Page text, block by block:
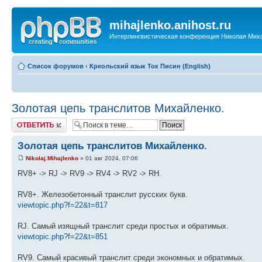
mihajlenko.anihost.ru
Интерлингвистическая конференция Николая
Список форумов ‹ Креольский язык Ток Писин (English)
Золотая цепь транслитов Михайленко.
Ответить
Золотая цепь транслитов Михайленко.
Nikolaj.Mihajlenko » 01 авг 2024, 07:06
RV8+ -> RJ -> RV9 -> RV4 -> RV2 -> RH.
RV8+. Железобетонный транслит русских букв.
viewtopic.php?f=22&t=817
RJ. Самый изящный транслит среди простых и обратимых.
viewtopic.php?f=22&t=851
RV9. Самый красивый транслит среди экономных и обратимых.